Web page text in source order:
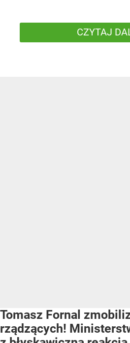
CZYTAJ
Tomasz Fornal
rządzących!